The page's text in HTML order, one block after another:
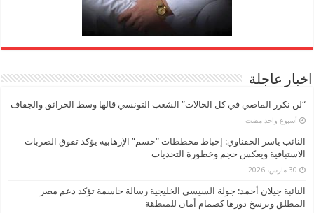
اخبار عاجلة
“لن نكرر الماضي في كل الحالات” الشعب التونسي قالها وسط الحرائق والجفاف
‏أسبوع واحد مضت
النائب ياسر الحفناوي: إحباط مخططات “حسم” الإرهابية يؤكد تفوق الضربات
الاستباقية ويعكس حجم وخطورة التحديات
30 مارس، 2026
النائبة جيلان أحمد: جولة السيسي الخليجية رسالة حاسمة تؤكد دعم مصر
المطلق وترسخ دورها كصمام أمان للمنطقة